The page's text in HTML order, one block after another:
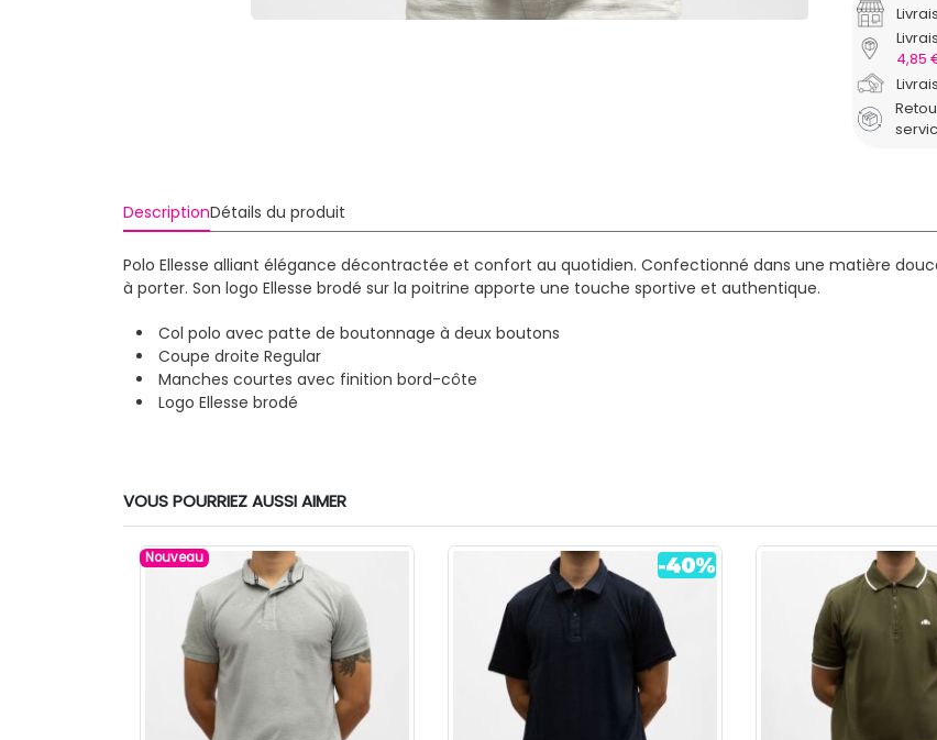
4,85
DescriptionDétails du produit
Polo Ellesse alliant élégance décontractée et confort au quotidien. Confectionné dans une matière
à porter. Son logo Ellesse brodé sur la poitrine apporte une touche sportive et authentique.
Col polo avec patte de boutonnage à deux boutons
Coupe droite Regular
Manches courtes avec finition bord-côte
Logo Ellesse brodé
VOUS POURRIEZ AUSSI AIMER
Nouveau